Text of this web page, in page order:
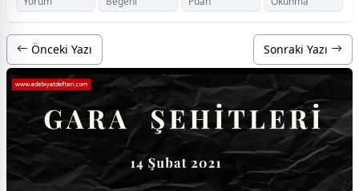
Önceki Yazı Sonraki Yazı